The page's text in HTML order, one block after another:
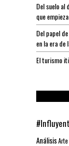
Del suelo al
que
Del papel
en la era de
El turismo
AnálisisArte